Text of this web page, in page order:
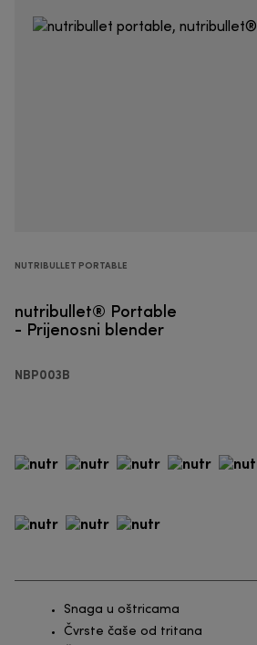
NUTRIBULLET PORTABLE
nutribullet® Portable
- Prijenosni blender
NBP003B
Snaga u oštricama
Čvrste čaše od tritana